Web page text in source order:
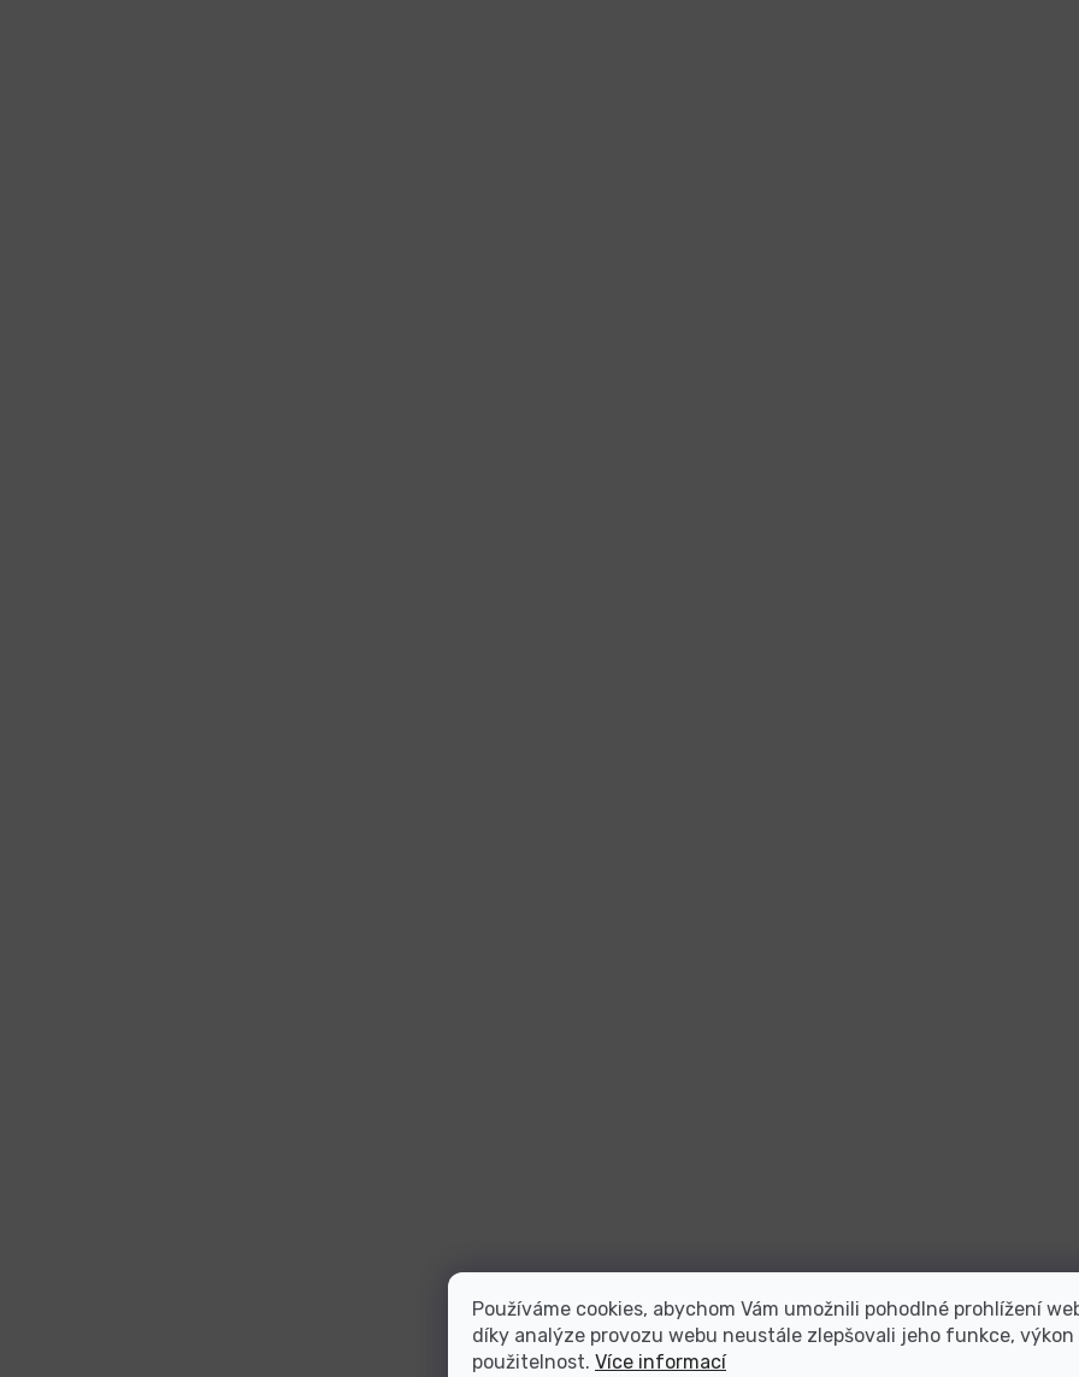
Používáme cookies, abychom Vám umožnili pohodlné prohlížení
díky analýze provozu webu neustále zlepšovali jeho funkce, výkon
použitelnost. Více informací